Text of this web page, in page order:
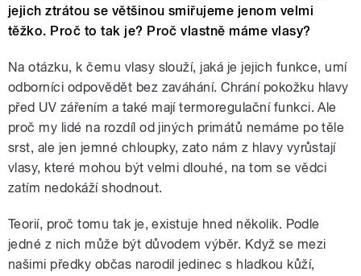
jejich ztrátou se většinou smiřujeme jenom velmi
těžko. Proč to tak je? Proč vlastně máme vlasy?
Na otázku, k čemu vlasy slouží, jaká je jejich funkce, umí
odborníci odpovědět bez zaváhání. Chrání pokožku hlavy
před UV zářením a také mají termoregulační funkci. Ale
proč my lidé na rozdíl od jiných primátů nemáme po těle
srst, ale jen jemné chloupky, zato nám z hlavy vyrůstají
vlasy, které mohou být velmi dlouhé, na tom se vědci
zatím nedokáží shodnout.
Teorií, proč tomu tak je, existuje hned několik. Podle
jedné z nich může být důvodem výběr. Když se mezi
našimi předky občas narodil jedinec s hladkou kůží,